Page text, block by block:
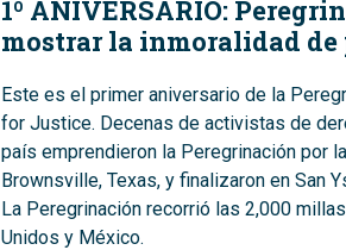
1º ANIVERSARIO:
mostrar la inmoralidad
Este es el primer aniversario de la
for Justice. Decenas de activistas de
país emprendieron la Peregrinación por
Brownsville, Texas, y finalizaron en San
La Peregrinación recorrió las 2,000
Unidos y México.